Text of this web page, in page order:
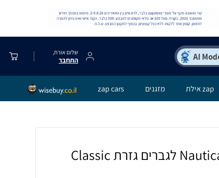
שלום אורח,
התחבר
zap אילת מזגנים zap cars
חולצה מכופתרת Nautica לגברים גזרת Classic